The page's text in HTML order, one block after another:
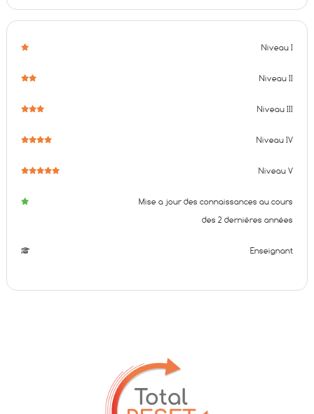
Niveau I
Niveau II
Niveau III
Niveau IV
Niveau V
Mise a jour des connaissances au cours
des 2 dernières années
Enseignant